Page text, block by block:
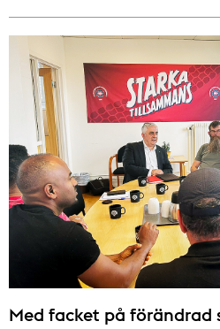
Med facket på förändrad